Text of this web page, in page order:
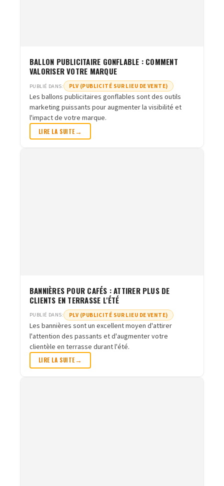
BALLON PUBLICITAIRE GONFLABLE : COMMENT
VALORISER VOTRE MARQUE
PUBLIÉ DANS: PLV (PUBLICITÉ SUR LIEU DE VENTE)
Les ballons publicitaires gonflables sont des outils
marketing puissants pour augmenter la visibilité et
l'impact de votre marque.
LIRE LA SUITE
BANNIÈRES POUR CAFÉS : ATTIRER PLUS DE
CLIENTS EN TERRASSE L'ÉTÉ
PUBLIÉ DANS: PLV (PUBLICITÉ SUR LIEU DE VENTE)
Les bannières sont un excellent moyen d'attirer
l'attention des passants et d'augmenter votre
clientèle en terrasse durant l'été.
LIRE LA SUITE